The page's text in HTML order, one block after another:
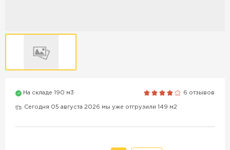
На складе 190 м3 6 отзывов
Сегодня 05 августа 2026 мы уже отгрузили 149 м2
ПОКАЗАТЬ БОЛЬШЕ
ВСЕ ПРОИЗВОДИТЕЛИ